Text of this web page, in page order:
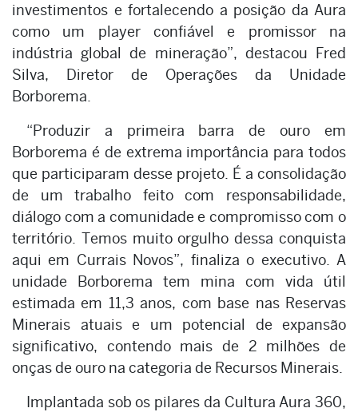
investimentos e fortalecendo a posição da Aura
como um player confiável e promissor na
indústria global de mineração”, destacou Fred
Silva, Diretor de Operações da Unidade
Borborema.
“Produzir a primeira barra de ouro em
Borborema é de extrema importância para todos
que participaram desse projeto. É a consolidação
de um trabalho feito com responsabilidade,
diálogo com a comunidade e compromisso com o
território. Temos muito orgulho dessa conquista
aqui em Currais Novos”, finaliza o executivo. A
unidade Borborema tem mina com vida útil
estimada em 11,3 anos, com base nas Reservas
Minerais atuais e um potencial de expansão
significativo, contendo mais de 2 milhões de
onças de ouro na categoria de Recursos Minerais.
Implantada sob os pilares da Cultura Aura 360,